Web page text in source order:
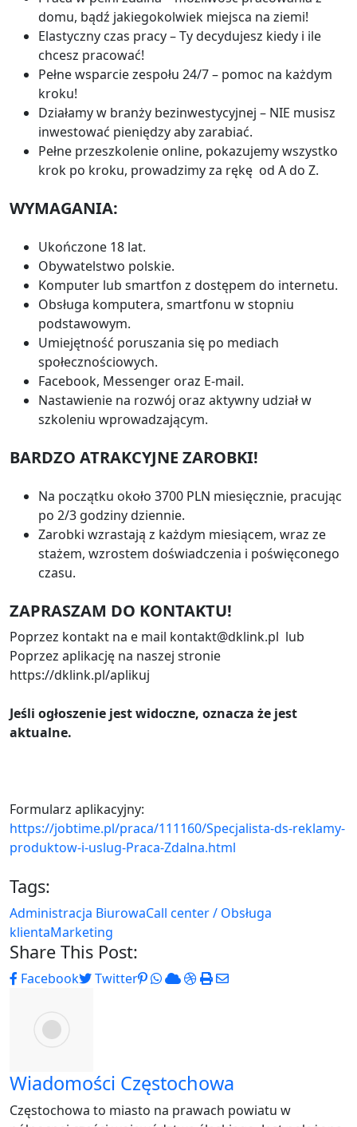
domu, bądź jakiegokolwiek miejsca na ziemi!
Elastyczny czas pracy – Ty decydujesz kiedy i ile
chcesz pracować!
Pełne wsparcie zespołu 24/7 – pomoc na każdym
kroku!
Działamy w branży bezinwestycyjnej – NIE musisz
inwestować pieniędzy aby zarabiać.
Pełne przeszkolenie online, pokazujemy wszystko
krok po kroku, prowadzimy za rękę od A do Z.
WYMAGANIA:
Ukończone 18 lat.
Obywatelstwo polskie.
Komputer lub smartfon z dostępem do internetu.
Obsługa komputera, smartfonu w stopniu
podstawowym.
Umiejętność poruszania się po mediach
społecznościowych.
Facebook, Messenger oraz E-mail.
Nastawienie na rozwój oraz aktywny udział w
szkoleniu wprowadzającym.
BARDZO ATRAKCYJNE ZAROBKI!
Na początku około 3700 PLN miesięcznie, pracując
po 2/3 godziny dziennie.
Zarobki wzrastają z każdym miesiącem, wraz ze
stażem, wzrostem doświadczenia i poświęconego
czasu.
ZAPRASZAM DO KONTAKTU!
Poprzez kontakt na e mail kontakt@dklink.pl lub
Poprzez aplikację na naszej stronie
https://dklink.pl/aplikuj
Jeśli ogłoszenie jest widoczne, oznacza że jest
aktualne.
Formularz aplikacyjny:
https://jobtime.pl/praca/111160/Specjalista-ds-reklamy-
produktow-i-uslug-Praca-Zdalna.html
Tags:
Administracja BiurowaCall center / Obsługa
klientaMarketing
Share This Post:
Facebook Twitter Pinterest
Whatsapp
CloudStumbleUpon
PrintShare
Wiadomości Częstochowa
Częstochowa to miasto na prawach powiatu w